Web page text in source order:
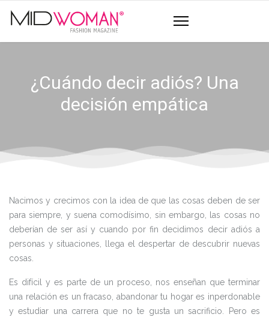
¿Cuándo decir adiós? Una
decisión empática
Nacimos y crecimos con la idea de que las cosas deben de ser
para siempre, y suena comodísimo, sin embargo, las cosas no
deberían de ser así y cuando por fin decidimos decir adiós a
personas y situaciones, llega el despertar de descubrir nuevas
cosas.
Es difícil y es parte de un proceso, nos enseñan que terminar
una relación es un fracaso, abandonar tu hogar es inperdonable
y estudiar una carrera que no te gusta un sacrificio. Pero es